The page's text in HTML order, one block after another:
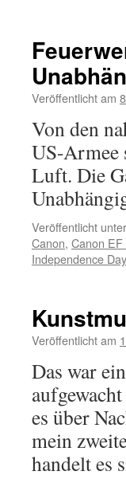
Veröffentlicht am
Von den
US-Armee
Luft. Die
Veröffentlicht unter
Canon, Canon
Independence Day
Veröffentlicht am
Das war
es über
mein
handelt es